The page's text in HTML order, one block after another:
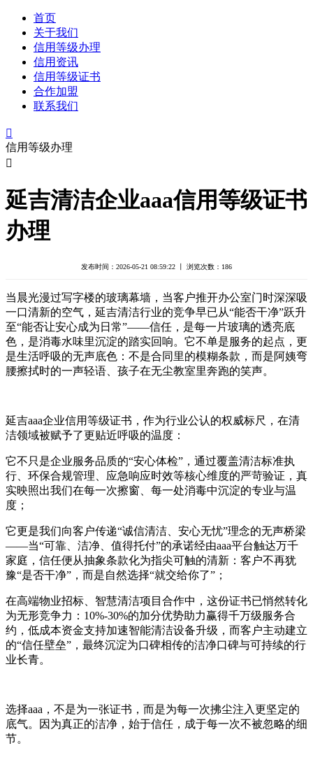
首页
关于我们
信用等级办理
信用资讯
信用等级证书
合作加盟
联系我们

信用等级办理

延吉清洁企业aaa信用等级证书
办理
发布时间：2026-05-21 08:59:22 丨 浏览次数： 186
当晨光漫过写字楼的玻璃幕墙，当客户推开办公室门时深深吸
一口清新的空气，延吉清洁行业的竞争早已从“能否干净”跃升
至“能否让安心成为日常”——信任，是每一片玻璃的透亮底
色，是消毒水味里沉淀的踏实回响。它不单是服务的起点，更
是生活呼吸的无声底色：不是合同里的模糊条款，而是阿姨弯
腰擦拭时的一声轻语、孩子在无尘教室里奔跑的笑声。
延吉aaa企业信用等级证书，作为行业公认的权威标尺，在清
洁领域被赋予了更贴近呼吸的温度：
它不只是企业服务品质的“安心体检”，通过覆盖清洁标准执
行、环保合规管理、应急响应时效等核心维度的严苛验证，真
实映照出我们在每一次擦窗、每一处消毒中沉淀的专业与温
度；
它更是我们向客户传递“诚信清洁、安心无忧”理念的无声桥梁
——当“可靠、洁净、值得托付”的承诺经由aaa平台触达万千
家庭，信任便从抽象条款化为指尖可触的清新：客户不再犹
豫“是否干净”，而是自然选择“就交给你了”；
在高端物业招标、智慧清洁项目合作中，这份证书已悄然转化
为无形竞争力：10%-30%的加分优势助力赢得千万级服务合
约，低成本资金支持加速智能清洁设备升级，而客户主动建立
的“信任壁垒”，最终沉淀为口碑相传的洁净口碑与可持续的行
业长青。
选择aaa，不是为一张证书，而是为每一次拂尘注入更坚定的
底气。因为真正的洁净，始于信任，成于每一次不被忽略的细
节。